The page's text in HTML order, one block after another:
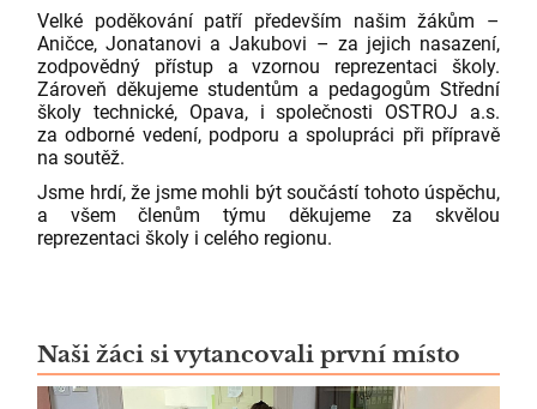
Velké poděkování patří především našim žákům –
Aničce, Jonatanovi a Jakubovi – za jejich nasazení,
zodpovědný přístup a vzornou reprezentaci školy.
Zároveň děkujeme studentům a pedagogům Střední
školy technické, Opava, i společnosti OSTROJ a.s.
za odborné vedení, podporu a spolupráci při přípravě
na soutěž.
Jsme hrdí, že jsme mohli být součástí tohoto úspěchu,
a všem členům týmu děkujeme za skvělou
reprezentaci školy i celého regionu.
Naši žáci si vytancovali první místo